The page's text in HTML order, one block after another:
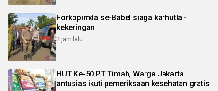
Forkopimda se-Babel siaga karhutla -
kekeringan
2 jam lalu
HUT Ke-50 PT Timah, Warga Jakarta
antusias ikuti pemeriksaan kesehatan gratis